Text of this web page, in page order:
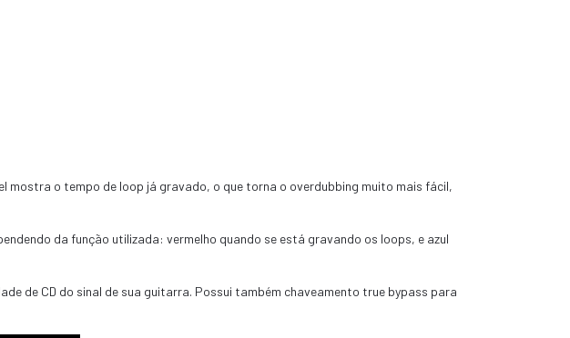
mostra o tempo de loop já gravado, o que torna o overdubbing muito mais fácil,
da função utilizada: vermelho quando se está gravando os loops, e azul
de CD do sinal de sua guitarra. Possui também chaveamento true bypass para